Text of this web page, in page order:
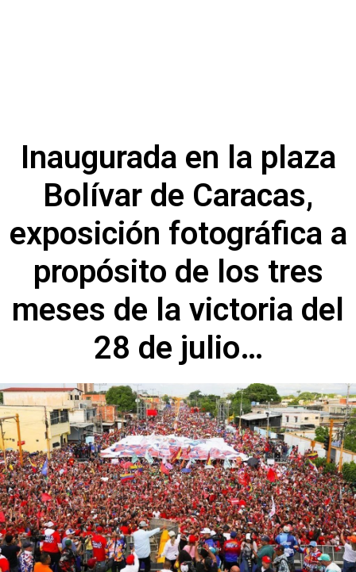
Inaugurada en la plaza
Bolívar de Caracas,
exposición fotográfica a
propósito de los tres
meses de la victoria del
28 de julio…